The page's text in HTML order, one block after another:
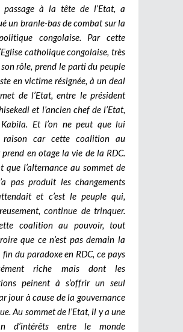
passage à la tête de l’Etat, a
un branle-bas de combat sur la
congolaise. Par cette
catholique congolaise, très
rôle, prend le parti du peuple
en victime résignée, à un deal
de l’Etat, entre le président
et l’ancien chef de l’Etat,
Kabila. Et l’on ne peut que lui
raison car cette coalition au
en otage la vie de la RDC.
que l’alternance au sommet de
pas produit les changements
et c’est le peuple qui,
continue de trinquer.
coalition au pouvoir, tout
que ce n’est pas demain la
du paradoxe en RDC, ce pays
riche mais dont les
peinent à s’offrir un seul
jour à cause de la gouvernance
Au sommet de l’Etat, il y a une
d’intérêts entre le monde